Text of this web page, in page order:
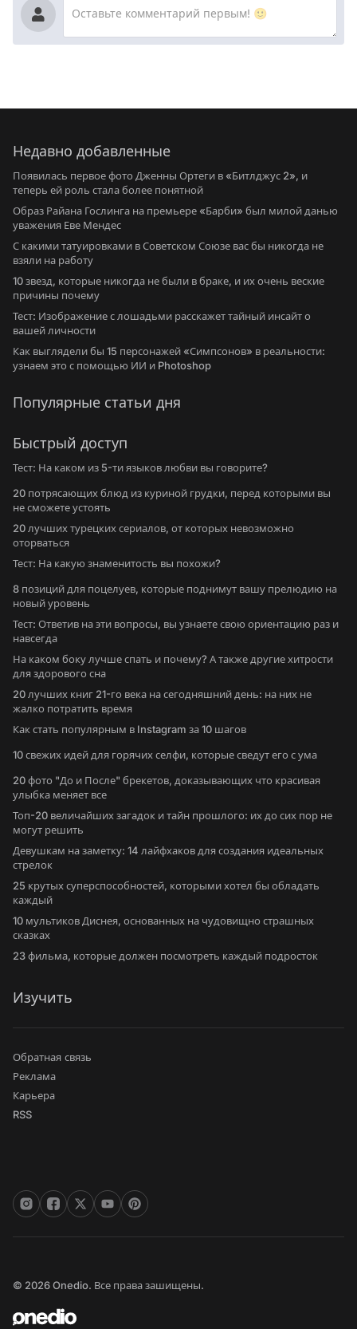
Недавно добавленные
Появилась первое фото Дженны Ортеги в «Битлджус 2», и
теперь ей роль стала более понятной
Образ Райана Гослинга на премьере «Барби» был милой данью
уважения Еве Мендес
С какими татуировками в Советском Союзе вас бы никогда не
взяли на работу
10 звезд, которые никогда не были в браке, и их очень веские
причины почему
Тест: Изображение с лошадьми расскажет тайный инсайт о
вашей личности
Как выглядели бы 15 персонажей «Симпсонов» в реальности:
узнаем это с помощью ИИ и Photoshop
Популярные статьи дня
Быстрый доступ
Тест: На каком из 5-ти языков любви вы говорите?
20 потрясающих блюд из куриной грудки, перед которыми вы
не сможете устоять
20 лучших турецких сериалов, от которых невозможно
оторваться
Тест: На какую знаменитость вы похожи?
8 позиций для поцелуев, которые поднимут вашу прелюдию на
новый уровень
Тест: Ответив на эти вопросы, вы узнаете свою ориентацию раз и
навсегда
На каком боку лучше спать и почему? А также другие хитрости
для здорового сна
20 лучших книг 21-го века на сегодняшний день: на них не
жалко потратить время
Как стать популярным в Instagram за 10 шагов
10 свежих идей для горячих селфи, которые сведут его с ума
20 фото "До и После" брекетов, доказывающих что красивая
улыбка меняет все
Топ-20 величайших загадок и тайн прошлого: их до сих пор не
могут решить
Девушкам на заметку: 14 лайфхаков для создания идеальных
стрелок
25 крутых суперспособностей, которыми хотел бы обладать
каждый
10 мультиков Диснея, основанных на чудовищно страшных
сказках
23 фильма, которые должен посмотреть каждый подросток
Изучить
Обратная связь
Реклама
Карьера
RSS
© 2026 Onedio. Все права зашищены.